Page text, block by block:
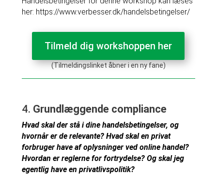
her: https://www.verbesser.dk/handelsbetingelser/
Tilmeld dig workshoppen her
(Tilmeldingslinket åbner i en ny fane)
4. Grundlæggende compliance
Hvad skal der stå i dine handelsbetingelser, og
hvornår er de relevante? Hvad skal en privat
forbruger have af oplysninger ved online handel?
Hvordan er reglerne for fortrydelse? Og skal jeg
egentlig have en privatlivspolitik?